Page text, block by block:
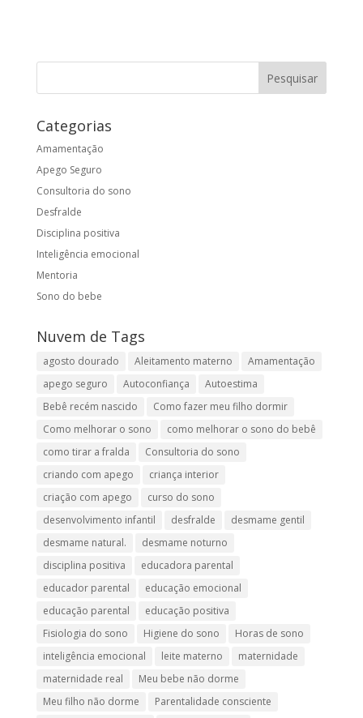
Categorias
Amamentação
Apego Seguro
Consultoria do sono
Desfralde
Disciplina positiva
Inteligência emocional
Mentoria
Sono do bebe
Nuvem de Tags
agosto dourado Aleitamento materno
Amamentação
apego seguro
Autoconfiança
Autoestima
Bebê recém nascido
Como fazer meu filho dormir
Como melhorar o sono
como melhorar o sono do bebê
como tirar a fralda
Consultoria do sono
criando com apego
criança interior
criação com apego
curso do sono
desenvolvimento infantil
desfralde
desmame gentil
desmame natural.
desmame noturno
disciplina positiva
educadora parental
educador parental
educação emocional
educação parental
educação positiva
Fisiologia do sono
Higiene do sono
Horas de sono
inteligência emocional
leite materno
maternidade
maternidade real
Meu bebe não dorme
Meu filho não dorme
Parentalidade consciente